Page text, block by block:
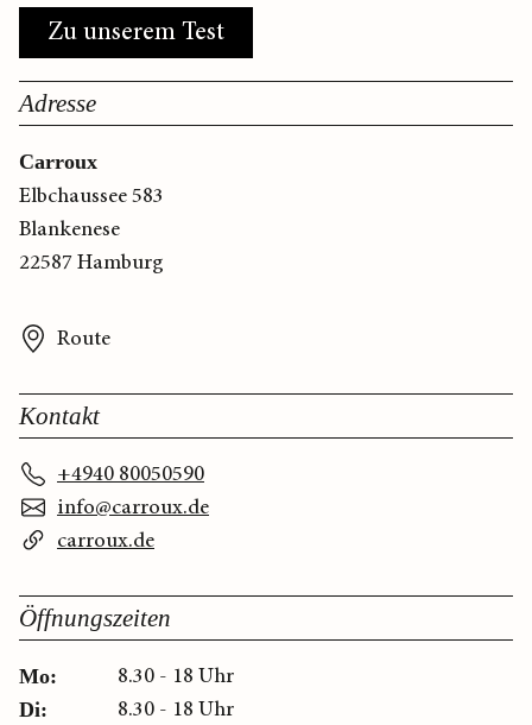
Zu unserem Test
Adresse
Carroux
Elbchaussee 583
Blankenese
22587 Hamburg
Route
Kontakt
+4940 80050590
info@carroux.de
carroux.de
Öffnungszeiten
Mo: 8.30 - 18 Uhr
Di: 8.30 - 18 Uhr